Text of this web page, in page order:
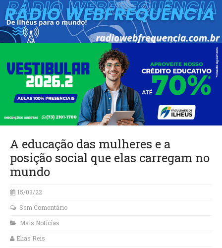
A educação das mulheres e a
posição social que elas carregam no
mundo
15/03/22
Sem Comentário
Mais Notícias
Elias Reis